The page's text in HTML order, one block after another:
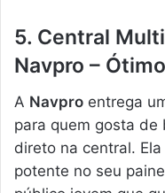
5. Central
Navpro –
A Navpro entrega
para quem gosta de
direto na central.
potente no seu